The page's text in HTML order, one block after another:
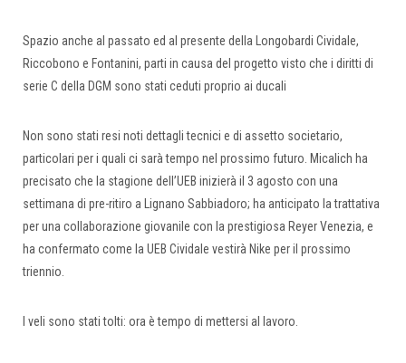
Spazio anche al passato ed al presente della Longobardi Cividale,
Riccobono e Fontanini, parti in causa del progetto visto che i diritti di
serie C della DGM sono stati ceduti proprio ai ducali
Non sono stati resi noti dettagli tecnici e di assetto societario,
particolari per i quali ci sarà tempo nel prossimo futuro. Micalich ha
precisato che la stagione dell’UEB inizierà il 3 agosto con una
settimana di pre-ritiro a Lignano Sabbiadoro; ha anticipato la trattativa
per una collaborazione giovanile con la prestigiosa Reyer Venezia, e
ha confermato come la UEB Cividale vestirà Nike per il prossimo
triennio.
I veli sono stati tolti: ora è tempo di mettersi al lavoro.